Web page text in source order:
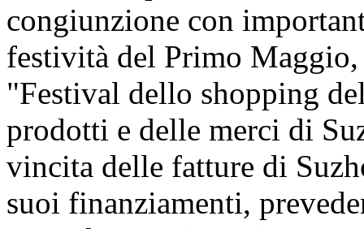
congiunzione con
festività del Primo
"Festival dello shopping
prodotti e delle merci di
vincita delle fatture di
suoi finanziamenti,